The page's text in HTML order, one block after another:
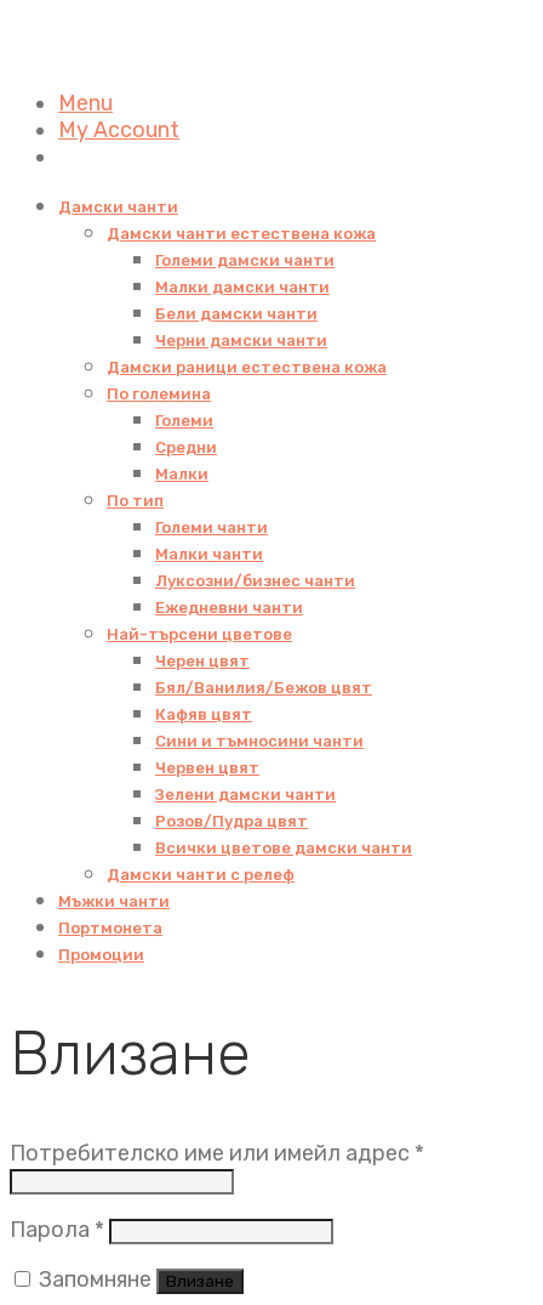
Menu
My Account
Дамски чанти
Дамски чанти естествена кожа
Големи дамски чанти
Малки дамски чанти
Бели дамски чанти
Черни дамски чанти
Дамски раници естествена кожа
По големина
Големи
Средни
Малки
По тип
Големи чанти
Малки чанти
Луксозни/бизнес чанти
Ежедневни чанти
Най-търсени цветове
Черен цвят
Бял/Ванилия/Бежов цвят
Кафяв цвят
Сини и тъмносини чанти
Червен цвят
Зелени дамски чанти
Розов/Пудра цвят
Всички цветове дамски чанти
Дамски чанти с релеф
Мъжки чанти
Портмонета
Промоции
Влизане
Потребителско име или имейл адрес *
Парола * Задължително
Запомняне
Влизане